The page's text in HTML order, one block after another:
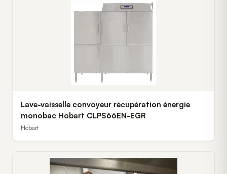
Lave-vaisselle convoyeur récupération énergie
monobac Hobart CLPS66EN-EGR
Hobart